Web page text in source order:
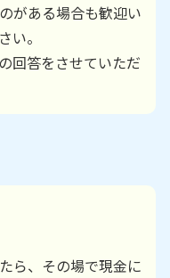
がある場合も歓迎い
い。
回答をさせていただ
ら、その場で現金に